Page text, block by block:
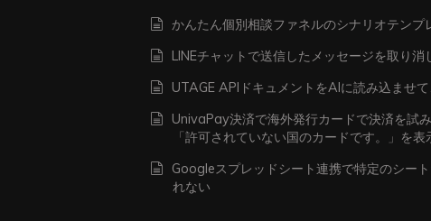
かんたん個別相談ファネルのシナリオテンプ
LINEチャットで送信したメッセージを取り消
UTAGE APIドキュメントをAIに読み込ませ
UnivaPay決済で海外発行カードで決済を試
「許可されていない国のカードです。」を表
Googleスプレッドシート連携で特定のシー
れない